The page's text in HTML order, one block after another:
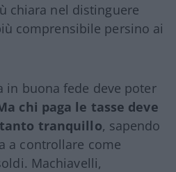
chiara nel distinguere
comprensibile persino ai
in buona fede deve poter
chi paga le tasse deve
tranquillo, sapendo
a controllare come
Machiavelli,